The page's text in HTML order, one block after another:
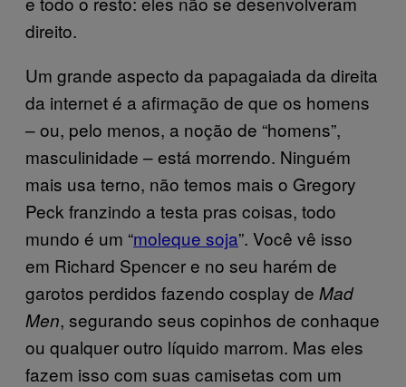
direito.
Um grande aspecto da papagaiada da direita
da internet é a afirmação de que os homens
– ou, pelo menos, a noção de “homens”,
masculinidade – está morrendo. Ninguém
mais usa terno, não temos mais o Gregory
Peck franzindo a testa pras coisas, todo
mundo é um “moleque soja”. Você vê isso
em Richard Spencer e no seu harém de
garotos perdidos fazendo cosplay de Mad
Men, segurando seus copinhos de conhaque
ou qualquer outro líquido marrom. Mas eles
fazem isso com suas camisetas com um